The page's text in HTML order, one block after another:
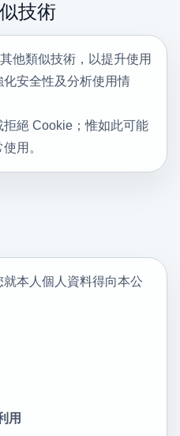
技術
他類似技術，以提升使用
安全性及分析使用情
絕 Cookie；惟如此可能
用。
本人個人資料得向本公
用